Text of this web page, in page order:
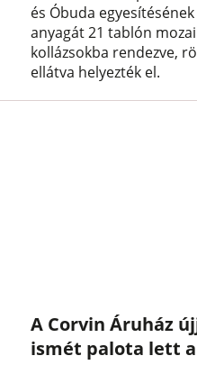
és Óbuda
anyagát 21 tablón
kollázsokba rendezve,
ellátva helyezték el.
A Corvin Áruház
ismét palota lett a